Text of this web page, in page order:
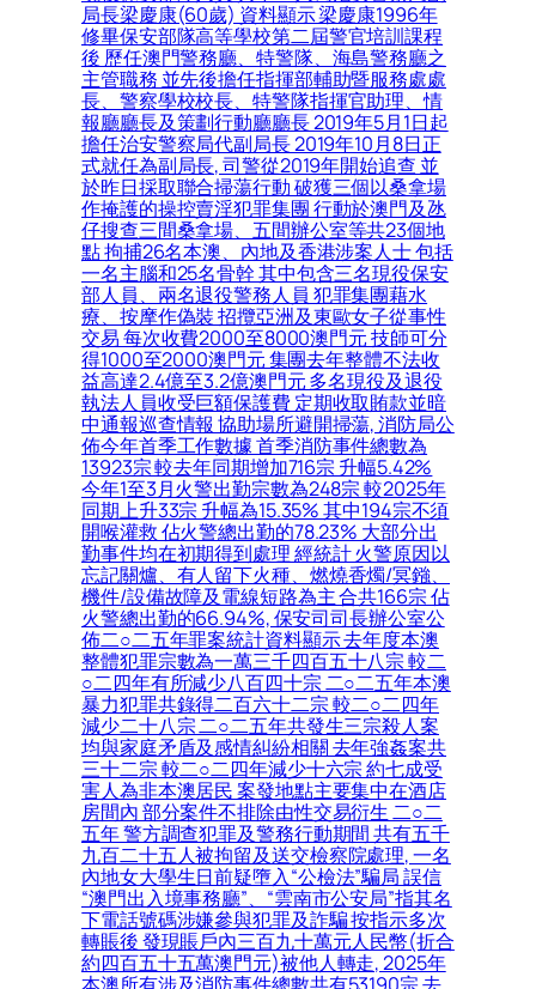
局長梁慶康(60歲) 資料顯示 梁慶康1996年
修畢保安部隊高等學校第二屆警官培訓課程
後 歷任澳門警務廳、特警隊、海島警務廳之
主管職務 並先後擔任指揮部輔助暨服務處處
長、警察學校校長、特警隊指揮官助理、情
報廳廳長及策劃行動廳廳長 2019年5月1日起
擔任治安警察局代副局長 2019年10月8日正
式就任為副局長, 司警從2019年開始追查 並
於昨日採取聯合掃蕩行動 破獲三個以桑拿場
作掩護的操控賣淫犯罪集團 行動於澳門及氹
仔搜查三間桑拿場、五間辦公室等共23個地
點 拘捕26名本澳、內地及香港涉案人士 包括
一名主腦和25名骨幹 其中包含三名現役保安
部人員、兩名退役警務人員 犯罪集團藉水
療、按摩作偽裝 招攬亞洲及東歐女子從事性
交易 每次收費2000至8000澳門元 技師可分
得1000至2000澳門元 集團去年整體不法收
益高達2.4億至3.2億澳門元 多名現役及退役
執法人員收受巨額保護費 定期收取賄款並暗
中通報巡查情報 協助場所避開掃蕩, 消防局公
佈今年首季工作數據 首季消防事件總數為
13923宗 較去年同期增加716宗 升幅5.42%
今年1至3月火警出勤宗數為248宗 較2025年
同期上升33宗 升幅為15.35% 其中194宗不須
開喉灌救 佔火警總出勤的78.23% 大部分出
勤事件均在初期得到處理 經統計 火警原因以
忘記關爐、有人留下火種、燃燒香燭/冥鏹、
機件/設備故障及電線短路為主 合共166宗 佔
火警總出勤的66.94%, 保安司司長辦公室公
佈二○二五年罪案統計資料顯示 去年度本澳
整體犯罪宗數為一萬三千四百五十八宗 較二
○二四年有所減少八百四十宗 二○二五年本澳
暴力犯罪共錄得二百六十二宗 較二○二四年
減少二十八宗 二○二五年共發生三宗殺人案
均與家庭矛盾及感情糾紛相關 去年強姦案共
三十二宗 較二○二四年減少十六宗 約七成受
害人為非本澳居民 案發地點主要集中在酒店
房間內 部分案件不排除由性交易衍生 二○二
五年 警方調查犯罪及警務行動期間 共有五千
九百二十五人被拘留及送交檢察院處理, 一名
內地女大學生日前疑墮入“公檢法”騙局 誤信
“澳門出入境事務廳”、“雲南市公安局”指其名
下電話號碼涉嫌參與犯罪及詐騙 按指示多次
轉賬後 發現賬戶內三百九十萬元人民幣(折合
約四百五十五萬澳門元)被他人轉走, 2025年